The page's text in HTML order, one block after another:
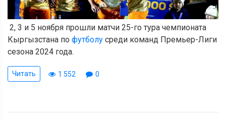
2, 3 и 5 ноября прошли матчи 25-го тура чемпионата
Кыргызстана по футболу среди команд Премьер-Лиги
сезона 2024 года.
Читать 1 552 0